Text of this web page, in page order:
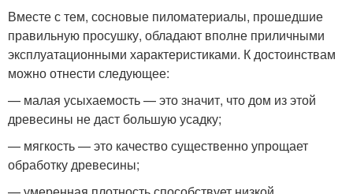
Вместе с тем, сосновые пиломатериалы, прошедшие
правильную просушку, обладают вполне приличными
эксплуатационными характеристиками. К достоинствам
можно отнести следующее:
— малая усыхаемость — это значит, что дом из этой
древесины не даст большую усадку;
— мягкость — это качество существенно упрощает
обработку древесины;